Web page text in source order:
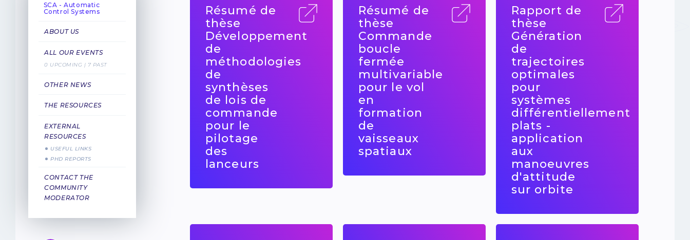
SCA - Automatic
Control Systems
ABOUT US
ALL OUR EVENTS
0 UPCOMING | 7 PAST
OTHER NEWS
THE RESOURCES
EXTERNAL
RESOURCES
USEFUL LINKS
PHD REPORTS
CONTACT THE
COMMUNITY
MODERATOR
Résumé de
thèse
Développement
de
méthodologies
de
synthèses
de lois de
commande
pour le
pilotage
des
lanceurs
Résumé de
thèse
Commande
boucle
fermée
multivariable
pour le vol
en
formation
de
vaisseaux
spatiaux
Rapport de
thèse
Génération
de
trajectoires
optimales
pour
systèmes
différentiellement
plats -
application
aux
manoeuvres
d'attitude
sur orbite